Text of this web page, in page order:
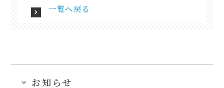
一覧へ戻る
お知らせ